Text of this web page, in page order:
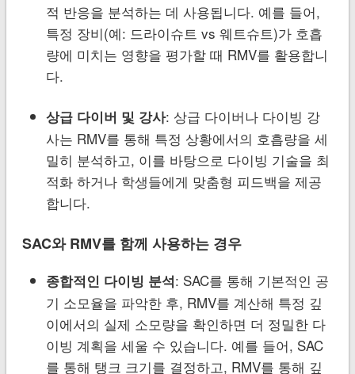
적 반응을 분석하는 데 사용됩니다. 예를 들어,
특정 장비(예: 드라이슈트 vs 웨트슈트)가 호흡
량에 미치는 영향을 평가할 때 RMV를 활용합니
다.
상급 다이버 및 강사: 상급 다이버나 다이빙 강
사는 RMV를 통해 특정 상황에서의 호흡량을 세
밀히 분석하고, 이를 바탕으로 다이빙 기술을 최
적화 하거나 학생들에게 맞춤형 피드백을 제공
합니다.
SAC와 RMV를 함께 사용하는 경우
종합적인 다이빙 분석: SAC를 통해 기본적인 공
기 소모율을 파악한 후, RMV를 계산해 특정 깊
이에서의 실제 소모량을 확인하면 더 정밀한 다
이빙 계획을 세울 수 있습니다. 예를 들어, SAC
를 통해 탱크 크기를 결정하고, RMV를 통해 깊